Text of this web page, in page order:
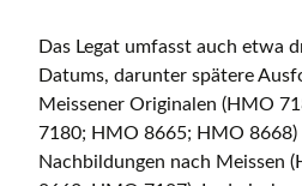
Das Legat umfasst auch etwa
Datums, darunter spätere
Meissener Originalen (HMO
7180; HMO 8665; HMO 8668)
Nachbildungen nach Meissen